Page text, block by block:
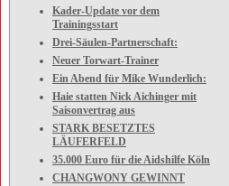
Kader-Update vor dem
Trainingsstart
Drei-Säulen-Partnerschaft:
Neuer Torwart-Trainer
Ein Abend für Mike Wunderlich:
Haie statten Nick Aichinger mit
Saisonvertrag aus
STARK BESETZTES
LÄUFERFELD
35.000 Euro für die Aidshilfe Köln
CHANGWONY GEWINNT